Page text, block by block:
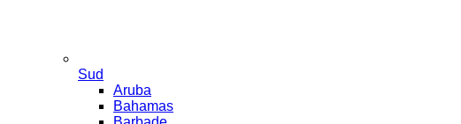
Sud
Aruba
Bahamas